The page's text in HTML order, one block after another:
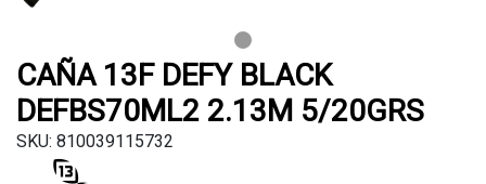
CAÑA 13F DEFY BLACK
DEFBS70ML2 2.13M 5/20GRS
SKU: 810039115732